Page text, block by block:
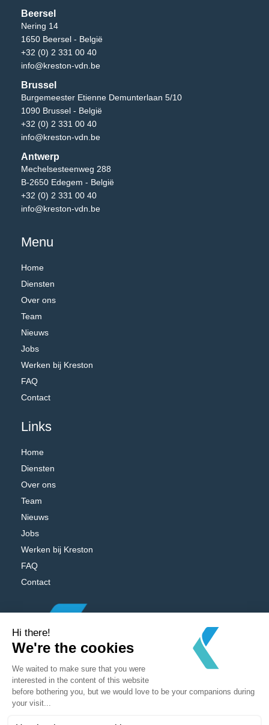
Beersel
Nering 14
1650 Beersel - België
+32 (0) 2 331 00 40
info@kreston-vdn.be
Brussel
Burgemeester Etienne Demunterlaan 5/10
1090 Brussel - België
+32 (0) 2 331 00 40
info@kreston-vdn.be
Antwerp
Mechelsesteenweg 288
B-2650 Edegem - België
+32 (0) 2 331 00 40
info@kreston-vdn.be
Menu
Home
Diensten
Over ons
Team
Nieuws
Jobs
Werken bij Kreston
FAQ
Contact
Links
Home
Diensten
Over ons
Team
Nieuws
Jobs
Werken bij Kreston
FAQ
Contact